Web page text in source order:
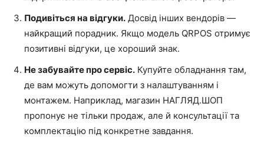
Подивіться на відгуки. Досвід інших вендорів —
найкращий порадник. Якщо модель QRPOS отримує
позитивні відгуки, це хороший знак.
Не забувайте про сервіс. Купуйте обладнання там,
де вам можуть допомогти з налаштуванням і
монтажем. Наприклад, магазин НАГЛЯД.ШОП
пропонує не тільки продаж, але й консультації та
комплектацію під конкретне завдання.